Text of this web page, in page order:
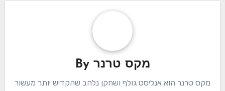
By מקס טרנר
מקס טרנר הוא אנליסט גולף ושחקן נלהב שהקדיש יותר מעשור